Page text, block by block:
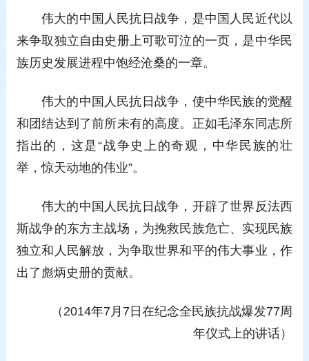
伟大的中国人民抗日战争，是中国人民近代以
来争取独立自由史册上可歌可泣的一页，是中华民
族历史发展进程中饱经沧桑的一章。
伟大的中国人民抗日战争，使中华民族的觉醒
和团结达到了前所未有的高度。正如毛泽东同志所
指出的，这是“战争史上的奇观，中华民族的壮
举，惊天动地的伟业”。
伟大的中国人民抗日战争，开辟了世界反法西
斯战争的东方主战场，为挽救民族危亡、实现民族
独立和人民解放，为争取世界和平的伟大事业，作
出了彪炳史册的贡献。
（2014年7月7日在纪念全民族抗战爆发77周
年仪式上的讲话）